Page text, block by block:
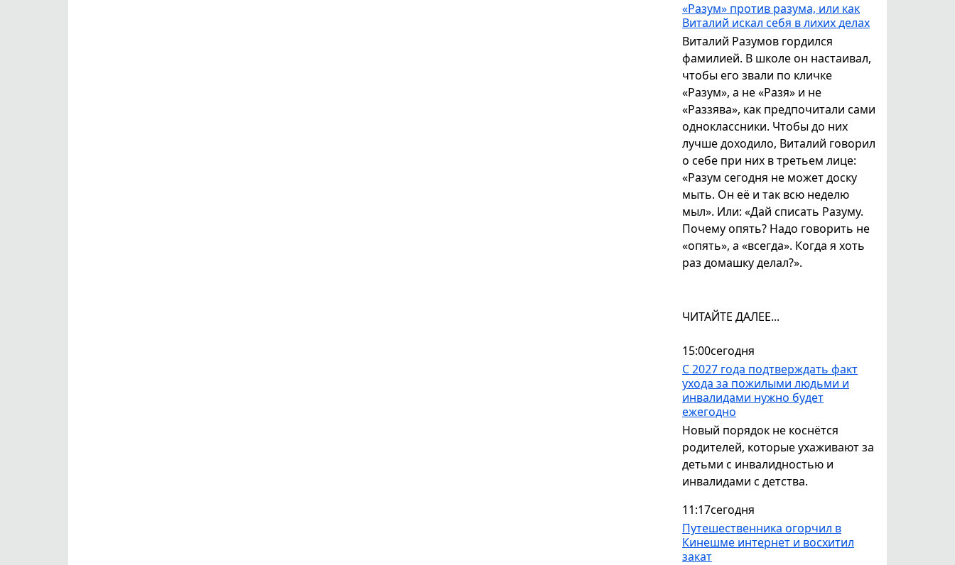
«Разум» против разума, или как
Виталий искал себя в лихих делах
Виталий Разумов гордился
фамилией. В школе он настаивал,
чтобы его звали по кличке
«Разум», а не «Разя» и не
«Раззява», как предпочитали сами
одноклассники. Чтобы до них
лучше доходило, Виталий говорил
о себе при них в третьем лице:
«Разум сегодня не может доску
мыть. Он её и так всю неделю
мыл». Или: «Дай списать Разуму.
Почему опять? Надо говорить не
«опять», а «всегда». Когда я хоть
раз домашку делал?».
ЧИТАЙТЕ ДАЛЕЕ...
15:00сегодня
С 2027 года подтверждать факт
ухода за пожилыми людьми и
инвалидами нужно будет
ежегодно
Новый порядок не коснётся
родителей, которые ухаживают за
детьми с инвалидностью и
инвалидами с детства.
11:17сегодня
Путешественника огорчил в
Кинешме интернет и восхитил
закат